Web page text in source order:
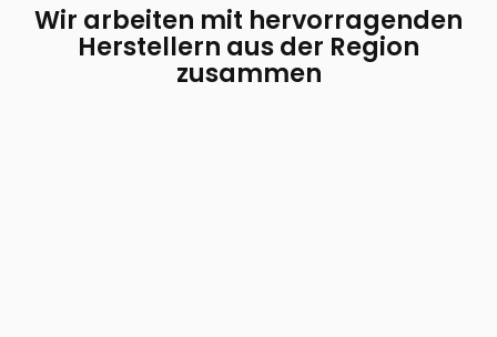
Wir arbeiten mit hervorragenden
Herstellern aus der Region
zusammen